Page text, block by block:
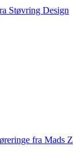
Støvring Design
fra Mads Z